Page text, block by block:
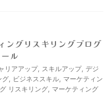
ングリスキリングブログ
ル
リアアップ, スキルアップ, デジ
グ, ビジネススキル, マーケティン
リスキリング, マーケティング